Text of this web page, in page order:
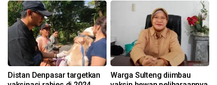
Distan Denpasar targetkan
Warga Sulteng diimbau